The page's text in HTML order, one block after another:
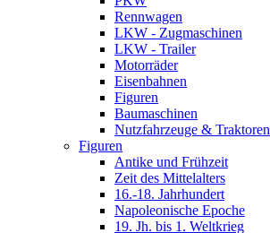
Rennwagen
LKW - Zugmaschinen
LKW - Trailer
Motorräder
Eisenbahnen
Figuren
Baumaschinen
Nutzfahrzeuge & Traktoren
Figuren
Antike und Frühzeit
Zeit des Mittelalters
16.-18. Jahrhundert
Napoleonische Epoche
19. Jh. bis 1. Weltkrieg